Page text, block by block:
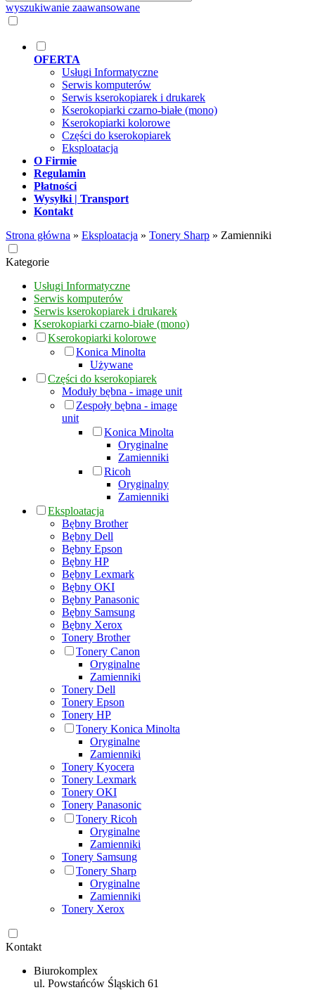
wyszukiwanie zaawansowane
OFERTA
Usługi Informatyczne
Serwis komputerów
Serwis kserokopiarek i drukarek
Kserokopiarki czarno-białe (mono)
Kserokopiarki kolorowe
Części do kserokopiarek
Eksploatacja
O Firmie
Regulamin
Płatności
Wysyłki | Transport
Kontakt
Strona główna » Eksploatacja » Tonery Sharp » Zamienniki
Kategorie
Usługi Informatyczne
Serwis komputerów
Serwis kserokopiarek i drukarek
Kserokopiarki czarno-białe (mono)
Kserokopiarki kolorowe
Konica Minolta
Używane
Części do kserokopiarek
Moduły bębna - image unit
Zespoły bębna - image
unit
Konica Minolta
Oryginalne
Zamienniki
Ricoh
Oryginalny
Zamienniki
Eksploatacja
Bębny Brother
Bębny Dell
Bębny Epson
Bębny HP
Bębny Lexmark
Bębny OKI
Bębny Panasonic
Bębny Samsung
Bębny Xerox
Tonery Brother
Tonery Canon
Oryginalne
Zamienniki
Tonery Dell
Tonery Epson
Tonery HP
Tonery Konica Minolta
Oryginalne
Zamienniki
Tonery Kyocera
Tonery Lexmark
Tonery OKI
Tonery Panasonic
Tonery Ricoh
Oryginalne
Zamienniki
Tonery Samsung
Tonery Sharp
Oryginalne
Zamienniki
Tonery Xerox
Kontakt
Biurokomplex
ul. Powstańców Śląskich 61